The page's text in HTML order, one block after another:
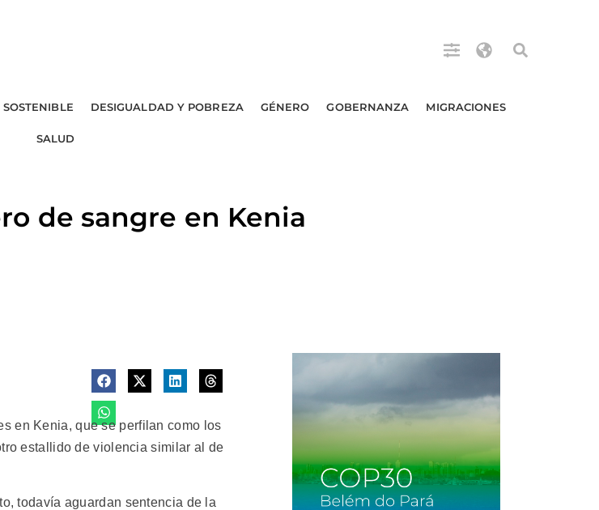
DESIGUALDAD Y POBREZA GÉNERO GOBERNANZA MIGRACIONES
SALUD
de sangre en Kenia
en Kenia, que se perfilan como los
estallido de violencia similar al de
todavía aguardan sentencia de la